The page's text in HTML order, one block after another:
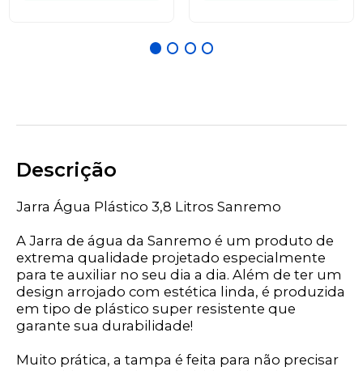
Descrição
Jarra Água Plástico 3,8 Litros Sanremo
A Jarra de água da Sanremo é um produto de
extrema qualidade projetado especialmente
para te auxiliar no seu dia a dia. Além de ter um
design arrojado com estética linda, é produzida
em tipo de plástico super resistente que
garante sua durabilidade!
Muito prática, a tampa é feita para não precisar